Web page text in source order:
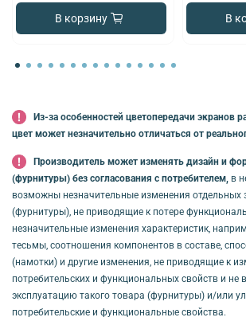
В корзину В
Из-за особенностей цветопередачи экранов
цвет может незначительно отличаться от
Производитель может изменять дизайн и
(фурнитуры) без согласования с потребителем, в
возможны незначительные изменения отдельных
(фурнитуры), не приводящие к потере
незначительные изменения характеристик,
тесьмы, соотношения компонентов в составе,
(намотки) и другие изменения, не приводящие к
потребительских и функциональных свойств и не
эксплуатацию такого товара (фурнитуры) и/или
потребительские и функциональные свойства.